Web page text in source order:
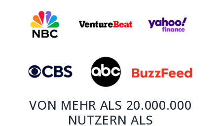
VON MEHR ALS 20.000.000
NUTZERN ALS